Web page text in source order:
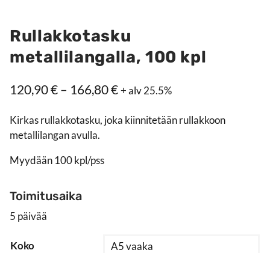
Rullakkotasku
metallilangalla, 100 kpl
120,90€– 166,80€Hintaluokka:
–
+ alv 25.5%
Kirkas rullakkotasku, joka kiinnitetään rullakkoon
metallilangan avulla.
Myydään 100 kpl/pss
Toimitusaika
5 päivää
Koko
A5 vaaka